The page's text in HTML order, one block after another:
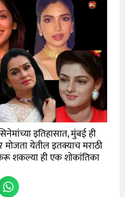
इतिहासात, मुंबई ही
मोजता येतील इतक्याच मराठी
शकल्या ही एक शोकांतिका